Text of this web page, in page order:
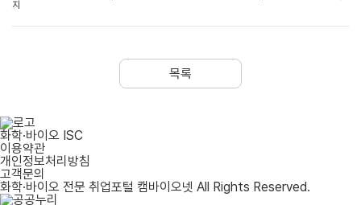
목록
화학·바이오 ISC
이용약관
개인정보처리방침
고객문의
화학·바이오 전문 취업포털 캠바이오넷 All Rights Reserved.